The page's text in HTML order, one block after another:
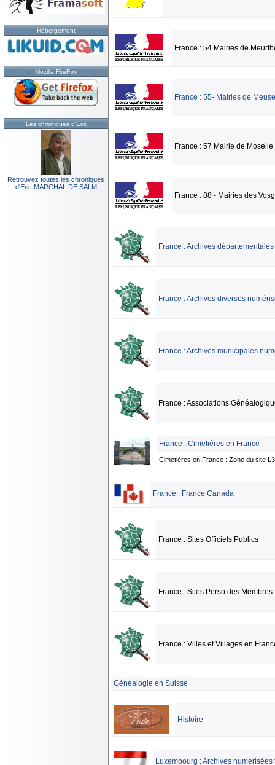
Hébergement
Mozilla FireFox
Les chroniques d'Eric
Retrouvez toutes les chroniques
d'Eric MARCHAL DE SALM
France : 54 Mairies de
France : 55- Mairies de Meuse
France : 57 Mairie de Moselle
France : 88 - Mairies des
France : Archives
France : Archives diverses
France : Archives municipales
France : Associations
France : Cimetières en France
Cimetières en France : Zone du site
France : France Canada
France : Sites Officiels Publics
France : Sites Perso des Membres
France : Villes et Villages en
Généalogie en Suisse
Histoire
Luxembourg : Archives